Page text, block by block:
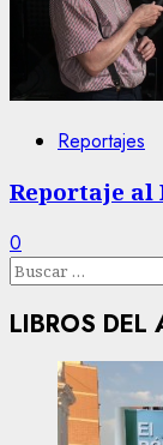
Reportajes
Reportaje al
0
Buscar:
LIBROS DEL